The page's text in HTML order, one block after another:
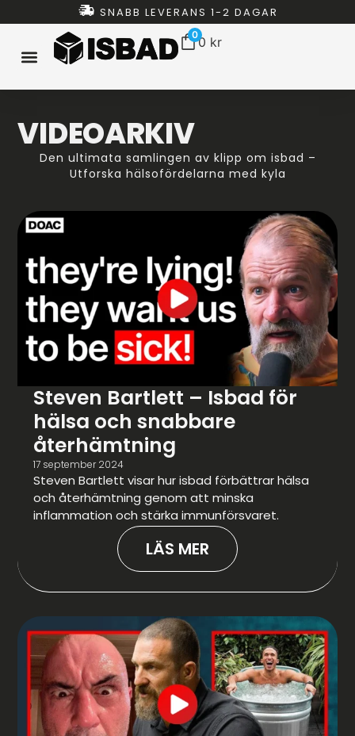
SNABB LEVERANS 1-2 DAGAR
00 kr
VIDEOARKIV
Den ultimata samlingen av klipp om isbad –
Utforska hälsofördelarna med kyla
Steven Bartlett – Isbad för
hälsa och snabbare
återhämtning
17 september 2024
Steven Bartlett visar hur isbad förbättrar hälsa
och återhämtning genom att minska
inflammation och stärka immunförsvaret.
LÄS MER